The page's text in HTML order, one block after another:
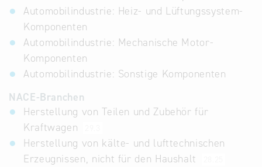
Automobilindustrie: Heiz- und Lüftungssystem-
Komponenten
Automobilindustrie: Mechanische Motor-
Komponenten
Automobilindustrie: Sonstige Komponenten
NACE-Branchen
Herstellung von Teilen und Zubehör für
Kraftwagen
Herstellung von kälte- und lufttechnischen
Erzeugnissen, nicht für den Haushalt